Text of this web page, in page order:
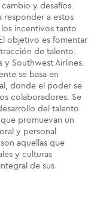
y desafíos.
responder a estos
incentivos tanto
objetivo es fomentar
de talento.
y Southwest Airlines.
se basa en
donde el poder se
colaboradores. Se
del talento
promuevan un
y personal.
aquellas que
y culturas
de sus